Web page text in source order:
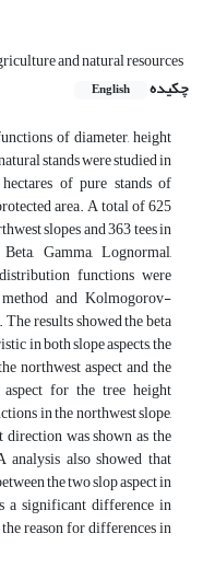
and natural resources
چکیده
English
of diameter, height
stands were studied in
of pure stands of
area. A total of 625
slopes and 363 tees in
Gamma, Lognormal,
functions were
and Kolmogorov-
results showed the beta
in both slope aspects, the
northwest aspect and the
for the tree height
in the northwest slope,
was shown as the
also showed that
the two slop aspect in
a significant difference in
reason for differences in